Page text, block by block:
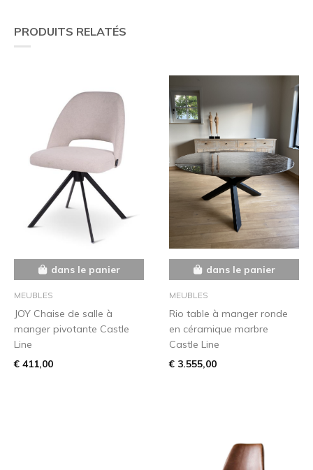
PRODUITS RELATÉS
dans le panier
MEUBLES
JOY Chaise de salle à
manger pivotante Castle
Line
€ 411,00
dans le panier
MEUBLES
Rio table à manger ronde
en céramique marbre
Castle Line
€ 3.555,00